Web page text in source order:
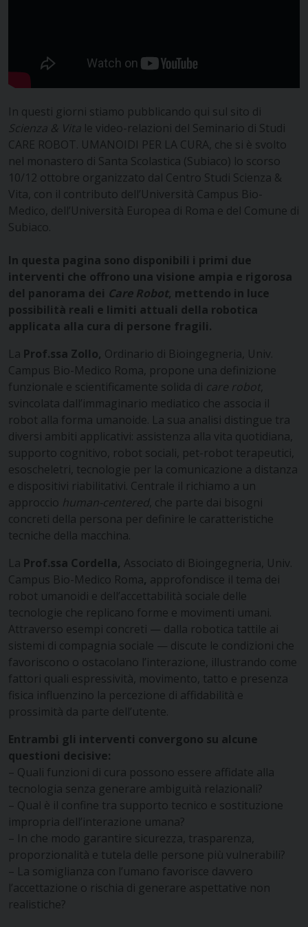
In questi giorni stiamo pubblicando qui sul sito di
Scienza & Vita le video-relazioni del Seminario di Studi
CARE ROBOT. UMANOIDI PER LA CURA, che si è svolto
nel monastero di Santa Scolastica (Subiaco) lo scorso
10/12 ottobre organizzato dal Centro Studi Scienza &
Vita, con il contributo dell’Università Campus Bio-
Medico, dell’Università Europea di Roma e del Comune di
Subiaco.
In questa pagina sono disponibili i primi due
interventi che offrono una visione ampia e rigorosa
del panorama dei Care Robot, mettendo in luce
possibilità reali e limiti attuali della robotica
applicata alla cura di persone fragili.
La Prof.ssa Zollo, Ordinario di Bioingegneria, Univ.
Campus Bio-Medico Roma, propone una definizione
funzionale e scientificamente solida di care robot
svincolata dall’immaginario mediatico che associa il
robot alla forma umanoide. La sua analisi distingue tra
diversi ambiti applicativi: assistenza alla vita quotidiana,
supporto cognitivo, robot sociali, pet-robot terapeutici,
esoscheletri, tecnologie per la comunicazione a distanza
e dispositivi riabilitativi. Centrale il richiamo a un
approccio human-centered, che parte dai bisogni
concreti della persona per definire le caratteristiche
tecniche della macchina.
La Prof.ssa Cordella, Associato di Bioingegneria, Univ.
Campus Bio-Medico Roma, approfondisce il tema dei
robot umanoidi e dell’accettabilità sociale delle
tecnologie che replicano forme e movimenti umani.
Attraverso esempi concreti — dalla robotica tattile ai
sistemi di compagnia sociale — discute le condizioni che
favoriscono o ostacolano l’interazione, illustrando come
fattori quali espressività, movimento, tatto e presenza
fisica influenzino la percezione di affidabilità e
prossimità da parte dell’utente.
Entrambi gli interventi convergono su alcune
questioni decisive:
– Quali funzioni di cura possono essere affidate alla
tecnologia senza generare ambiguità relazionali?
– Qual è il confine tra supporto tecnico e sostituzione
impropria dell’interazione umana?
– In che modo garantire sicurezza, trasparenza,
proporzionalità e tutela delle persone più vulnerabili?
– La somiglianza con l’umano favorisce davvero
l’accettazione o rischia di generare aspettative non
realistiche?